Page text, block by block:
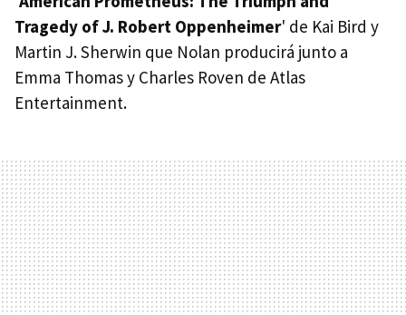
Tragedy of J. Robert Oppenheimer' de Kai Bird y
Martin J. Sherwin que Nolan producirá junto a
Emma Thomas y Charles Roven de Atlas
Entertainment.